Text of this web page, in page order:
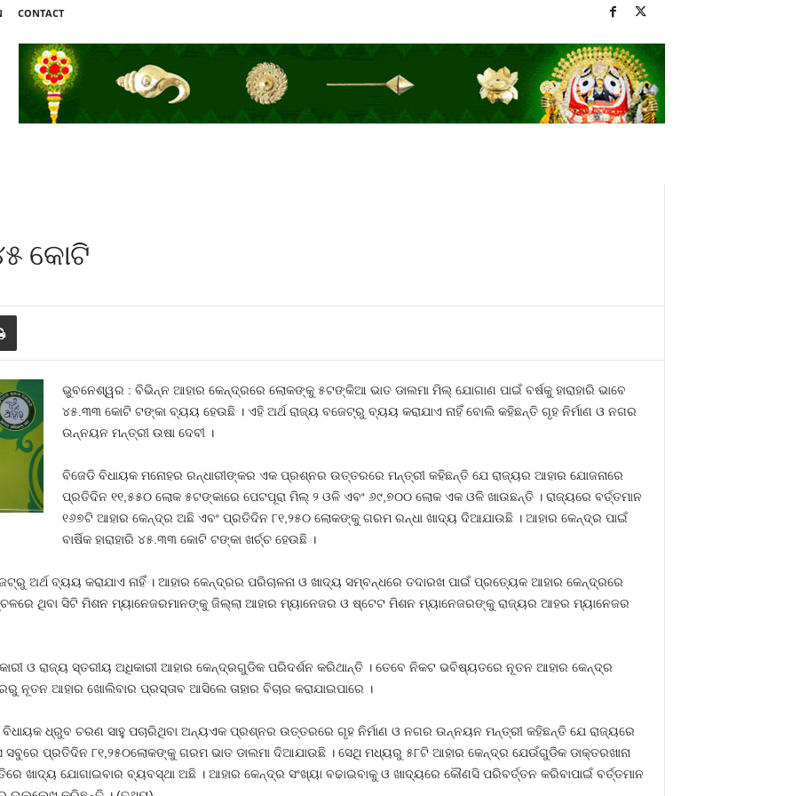
CONTACT
କୋଟି
ଭୁବନେଶ୍ୱର : ବିଭିନ୍ନ ଆହାର କେନ୍ଦ୍ରରେ ଲୋକଙ୍କୁ ୫ଟଙ୍କିଆ ଭାତ ଡାଲମା ମିଲ୍‍ ଯୋଗାଣ ପାଇଁ ବର୍ଷକୁ ହାରାହାରି ଭାବେ
୪୫.୩୩ କୋଟି ଟଙ୍କା ବ୍ୟୟ ହେଉଛି । ଏହି ଅର୍ଥ ରାଜ୍ୟ ବଜେଟ୍‍ରୁ ବ୍ୟୟ କରାଯାଏ ନାହିଁ ବୋଲି କହିଛନ୍ତି ଗୃହ ନିର୍ମାଣ ଓ ନଗର
ଉନ୍ନୟନ ମନ୍ତ୍ରୀ ଉଷା ଦେବୀ ।
ବିଜେଡି ବିଧାୟକ ମନୋହର ରନ୍ଧାରୀଙ୍କର ଏକ ପ୍ରଶ୍ନର ଉତ୍ତରରେ ମନ୍ତ୍ରୀ କହିଛନ୍ତି ଯେ ରାଜ୍ୟର ଆହାର ଯୋଜନାରେ
ପ୍ରତିଦିନ ୧୧,୫୫୦ ଲୋକ ୫ଟଙ୍କାରେ ପେଟପୂରା ମିଲ୍‍ ୨ ଓଳି ଏବଂ ୬୯,୭୦୦ ଲୋକ ଏକ ଓଳି ଖାଉଛନ୍ତି । ରାଜ୍ୟରେ ବର୍ତ୍ତମାନ
୧୬୭ଟି ଆହାର କେନ୍ଦ୍ର ଅଛି ଏବଂ ପ୍ରତିଦିନ ୮୧,୨୫୦ ଲୋକଙ୍କୁ ଗରମ ରନ୍ଧା ଖାଦ୍ୟ ଦିଆଯାଉଛି । ଆହାର କେନ୍ଦ୍ର ପାଇଁ
ବାର୍ଷିକ ହାରାହାରି ୪୫.୩୩ କୋଟି ଟଙ୍କା ଖର୍ଚ୍ଚ ହେଉଛି ।
ଅର୍ଥ ବ୍ୟୟ କରାଯାଏ ନାହିଁ । ଆହାର କେନ୍ଦ୍ରର ପରିଚାଳନା ଓ ଖାଦ୍ୟ ସମ୍ବନ୍ଧରେ ତଦାରଖ ପାଇଁ ପ୍ରତ୍ୟେକ ଆହାର କେନ୍ଦ୍ରରେ
ଥିବା ସିଟି ମିଶନ ମ୍ୟାନେଜରମାନଙ୍କୁ ଜିଲ୍ଲା ଆହାର ମ୍ୟାନେଜର ଓ ଷ୍ଟେଟ ମିଶନ ମ୍ୟାନେଜରଙ୍କୁ ରାଜ୍ୟର ଆହର ମ୍ୟାନେଜର
ଓ ରାଜ୍ୟ ସ୍ତରୀୟ ଅଧିକାରୀ ଆହାର କେନ୍ଦ୍ରଗୁଡିକ ପରିଦର୍ଶନ କରିଥାନ୍ତି । ତେବେ ନିକଟ ଭବିଷ୍ୟତରେ ନୂତନ ଆହାର କେନ୍ଦ୍ର
ନୂତନ ଆହାର ଖୋଲିବାର ପ୍ରସ୍ତାବ ଆସିଲେ ତାହାର ବିଚାର କରାଯାଇପାରେ ।
ବିଧାୟକ ଧ୍ରୁବ ଚରଣ ସାହୁ ପଚାରିଥିବା ଅନ୍ୟଏକ ପ୍ରଶ୍ନର ଉତ୍ତରରେ ଗୃହ ନିର୍ମାଣ ଓ ନଗର ଉନ୍ନୟନ ମନ୍ତ୍ରୀ କହିଛନ୍ତି ଯେ ରାଜ୍ୟରେ
ସବୁରେ ପ୍ରତିଦିନ ୮୧,୨୫୦ଲୋକଙ୍କୁ ଗରମ ଭାତ ଡାଲମା ଦିଆଯାଉଛି । ସେଥି ମଧ୍ୟରୁ ୫୮ଟି ଆହାର କେନ୍ଦ୍ର ଯେଉଁଗୁଡିକ ଡାକ୍ତରଖାନା
ଖାଦ୍ୟ ଯୋଗାଇବାର ବ୍ୟବସ୍ଥା ଅଛି । ଆହାର କେନ୍ଦ୍ର ସଂଖ୍ୟା ବଢାଇବାକୁ ଓ ଖାଦ୍ୟରେ କୌଣସି ପରିବର୍ତ୍ତନ କରିବାପାଇଁ ବର୍ତ୍ତମାନ